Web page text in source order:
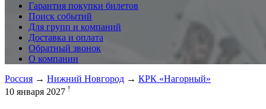
Гарантия покупки билетов
Поиск событий
Для групп и компаний
Доставка и оплата
Обратный звонок
О компании
Россия → Нижний Новгород → КРК «Нагорный»
10 января 2027 !